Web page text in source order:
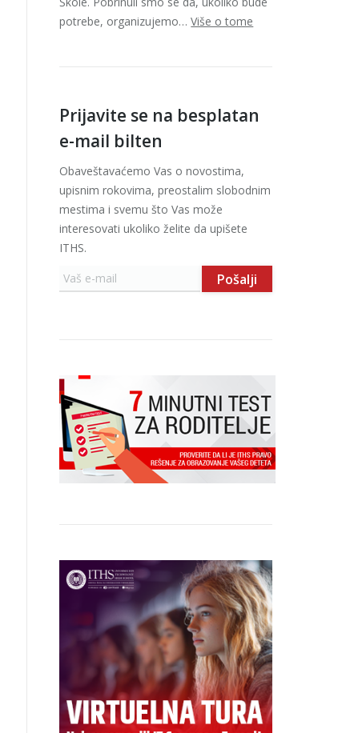
potrebe, organizujemo…Više o tome
Prijavite se na besplatan
e-mail bilten
Obaveštavaćemo Vas o novostima,
upisnim rokovima, preostalim slobodnim
mestima i svemu što Vas može
interesovati ukoliko želite da upišete
ITHS.